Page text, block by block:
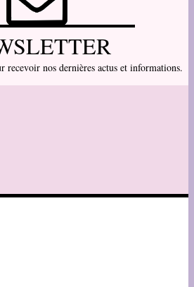
recevoir nos dernières actus et informations.